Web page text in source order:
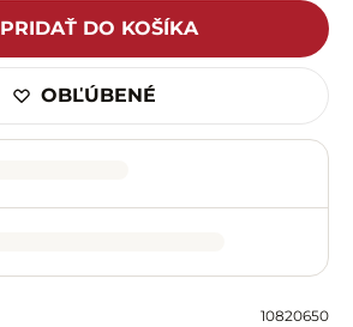
PRIDAŤ DO KOŠÍKA
OBĽÚBENÉ
10820650